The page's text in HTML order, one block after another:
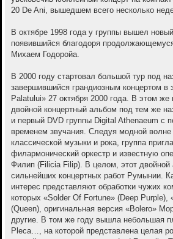
20 De Ani, вышедшем всего несколько
В октябре 1998 года у группы вышел
появившийся благодоря
Михаем Годоройа.
В 2000 году стартовал большой тур под
завершившийся грандиозным концертом в
Palatului» 27 октября 2000 года. В этом
двойной концертный альбом под тем же
и первый DVD группы Digital Athenaeum с
временем звучания. Следуя модной волне
классической музыки и рока, группа
филармонический оркестр и известную
Филип (Filicia Filip). В целом, этот
сильнейших концертных работ Румынии.
интерес представляют обработки чужих
которых «Solder Of Fortune» (Deep Purple),
(Queen), оригинальная версия «Bolero»
другие. В том же году вышла небольшая
Pleca…, на которой представлена целая